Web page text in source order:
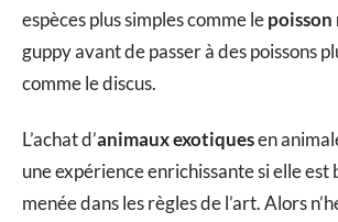
espèces plus simples comme lepoisson
guppy avant de passer à des poissons
comme le discus.
L’achat d’animaux exotiquesen
une expérience enrichissante si elle
menée dans les règles de l’art. Alors